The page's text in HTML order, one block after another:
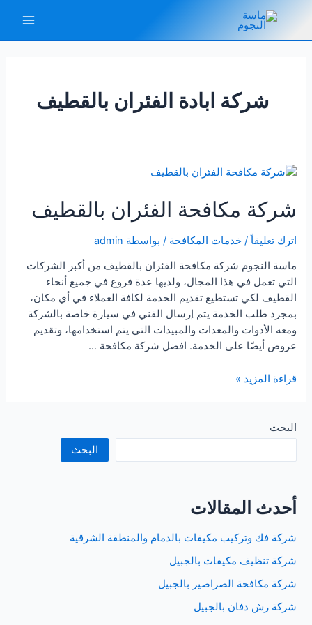
المحتوى
شركة ابادة الفئران بالقطيف
شركة مكافحة الفئران بالقطيف
اترك تعليقاً /خدمات المكافحة / بواسطة admin
ماسة النجوم شركة مكافحة الفئران بالقطيف من أكبر الشركات
التي تعمل في هذا المجال، ولديها عدة فروع في جميع أنحاء
القطيف لكي تستطيع تقديم الخدمة لكافة العملاء في أي مكان،
بمجرد طلب الخدمة يتم إرسال الفني في سيارة خاصة بالشركة
ومعه الأدوات والمعدات والمبيدات التي يتم استخدامها، وتقديم
عروض أيضًا على الخدمة. افضل شركة مكافحة …
شركة
بالقطيف
قراءة المزيد »
البحث
البحث
أحدث المقالات
شركة فك وتركيب مكيفات بالدمام والمنطقة الشرقية
شركة تنظيف مكيفات بالجبيل
شركة مكافحة الصراصير بالجبيل
شركة رش دفان بالجبيل